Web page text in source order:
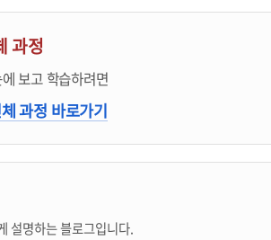
과정
보고 학습하려면
과정 바로가기
소개
설명하는 블로그입니다.